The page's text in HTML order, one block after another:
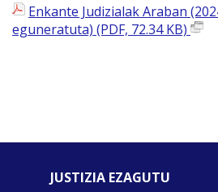
Enkante Judizialak Araban
eguneratuta) (PDF, 72.34 KB)
JUSTIZIA EZAGUTU